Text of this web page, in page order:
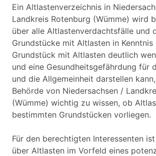
Ein Altlastenverzeichnis in
Landkreis Rotenburg (Wümme) wird
über alle Altlastenverdachtsfälle und
Grundstücke mit Altlasten in Kenntnis
Grundstück mit Altlasten deutlich
und eine Gesundheitsgefährdung für
und die Allgemeinheit darstellen
Behörde von Niedersachsen /
(Wümme) wichtig zu wissen, ob
bestimmten Grundstücken vorliegen.
Für den berechtigten Interessenten
über Altlasten im Vorfeld eines